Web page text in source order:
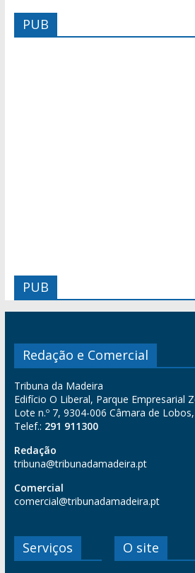
PUB
PUB
Redação e Comercial
Tribuna da Madeira
Edifício O Liberal, Parque Empresarial
Lote n.º 7, 9304-006 Câmara de
Telef.: 291 911300
Redação
tribuna@tribunadamadeira.pt
Comercial
comercial@tribunadamadeira.pt
Serviços O site